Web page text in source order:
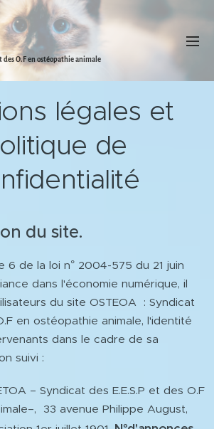
des O.F en ostéopathie animale
légales et
de
du site.
6 de la loi n° 2004-575 du 21 juin
dans l'économie numérique, il
du site OSTEOA : Syndicat
en ostéopathie animale, l'identité
dans le cadre de sa
suivi :
– Syndicat des E.E.S.P et des O.F
33 avenue Philippe August,